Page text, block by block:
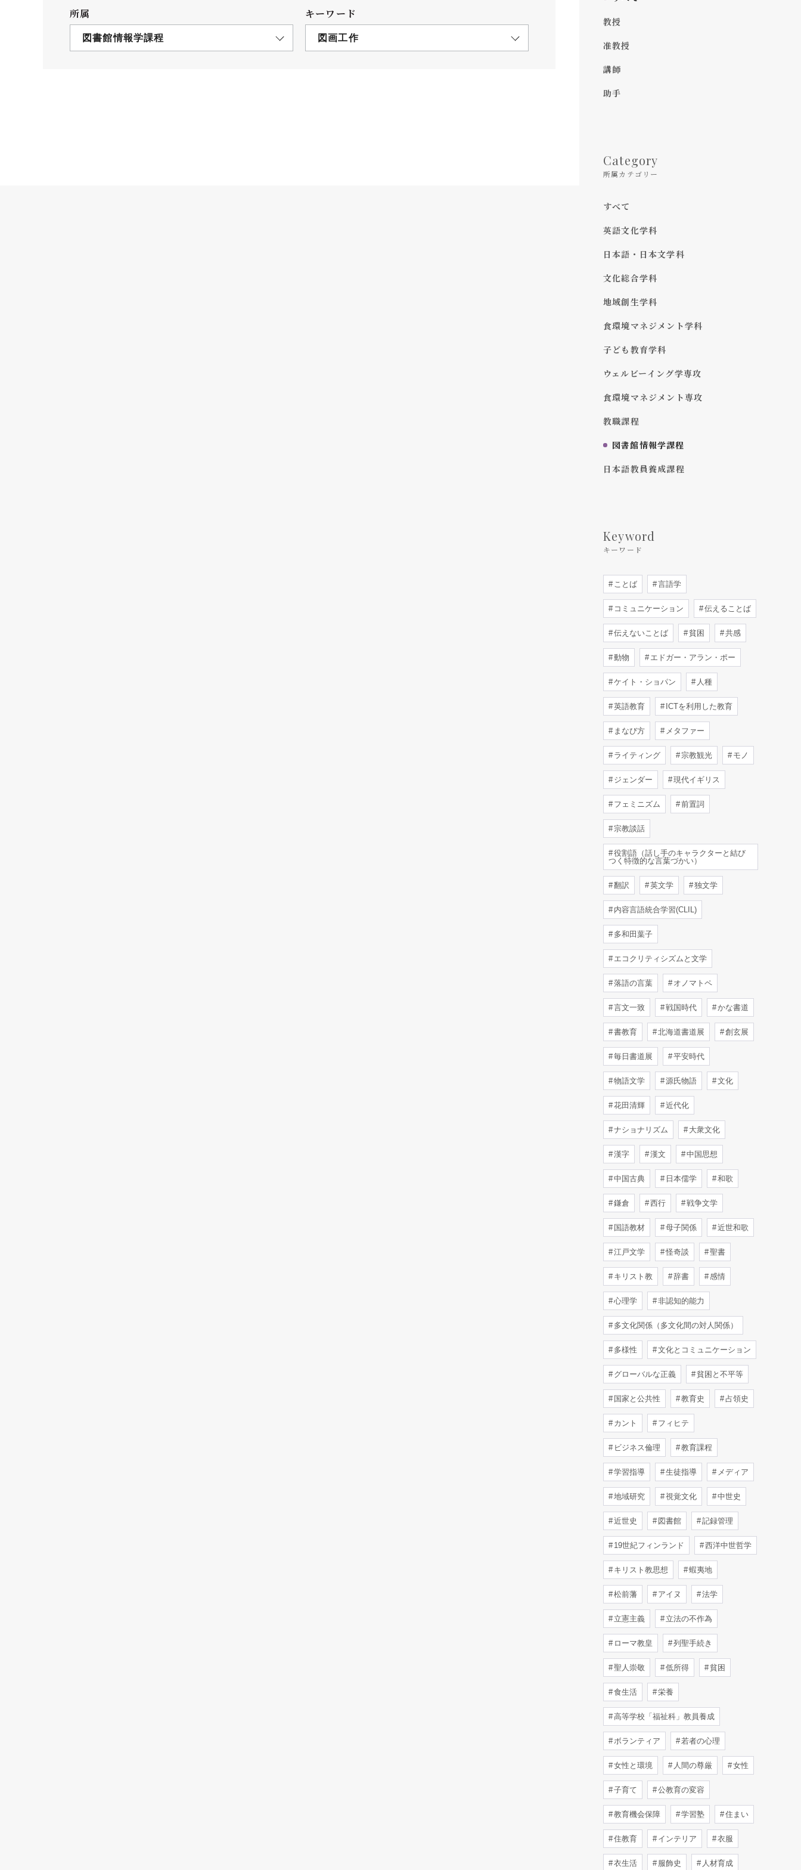
３Dパノラマビュー
所属
図書館情報学課程
キーワード
図画工作
教授
准教授
講師
助手
Category
所属カテゴリー
すべて
英語文化学科
日本語・日本文学科
文化総合学科
地域創生学科
食環境マネジメント学科
子ども教育学科
ウェルビーイング学専攻
食環境マネジメント専攻
教職課程
図書館情報学課程
日本語教員養成課程
Keyword
キーワード
ことば 言語学
コミュニケーション 伝えることば
伝えないことば 貧困 共感
動物 エドガー・アラン・ポー
ケイト・ショパン 人種
英語教育 ICTを利用した教育
まなび方 メタファー
ライティング 宗教観光 モノ
ジェンダー 現代イギリス
フェミニズム 前置詞
宗教談話
役割語（話し手のキャラクターと結び
つく特徴的な言葉づかい）
翻訳 英文学 独文学
内容言語統合学習(CLIL)
多和田葉子
エコクリティシズムと文学
落語の言葉 オノマトペ
言文一致 戦国時代 かな書道
書教育 北海道書道展 創玄展
毎日書道展 平安時代
物語文学 源氏物語 文化
花田清輝 近代化
ナショナリズム 大衆文化
漢字 漢文 中国思想
中国古典 日本儒学 和歌
鎌倉 西行 戦争文学
国語教材 母子関係 近世和歌
江戸文学 怪奇談 聖書
キリスト教 辞書 感情
心理学 非認知的能力
多文化関係（多文化間の対人関係）
多様性 文化とコミュニケーション
グローバルな正義 貧困と不平等
国家と公共性 教育史 占領史
カント フィヒテ
ビジネス倫理 教育課程
学習指導 生徒指導 メディア
地域研究 視覚文化 中世史
近世史 図書館 記録管理
19世紀フィンランド 西洋中世哲学
キリスト教思想 蝦夷地
松前藩 アイヌ 法学
立憲主義 立法の不作為
ローマ教皇 列聖手続き
聖人崇敬 低所得 貧困
食生活 栄養
高等学校「福祉科」教員養成
ボランティア 若者の心理
女性と環境 人間の尊厳 女性
子育て 公教育の変容
教育機会保障 学習塾 住まい
住教育 インテリア 衣服
衣生活 服飾史 人材育成